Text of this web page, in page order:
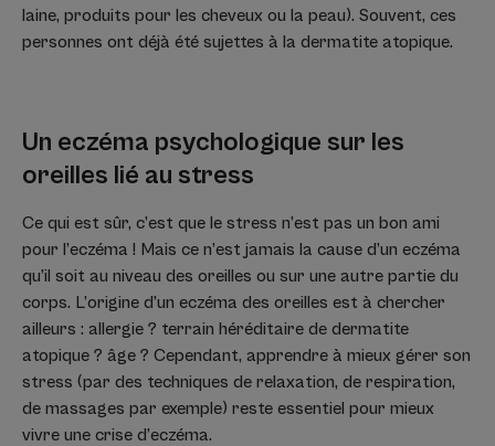
laine, produits pour les cheveux ou la peau). Souvent, ces
personnes ont déjà été sujettes à la dermatite atopique.
Un eczéma psychologique sur les
oreilles lié au stress
Ce qui est sûr, c’est que le stress n’est pas un bon ami
pour l’eczéma ! Mais ce n’est jamais la cause d’un eczéma
qu’il soit au niveau des oreilles ou sur une autre partie du
corps. L’origine d’un eczéma des oreilles est à chercher
ailleurs : allergie ? terrain héréditaire de dermatite
atopique ? âge ? Cependant, apprendre à mieux gérer son
stress (par des techniques de relaxation, de respiration,
de massages par exemple) reste essentiel pour mieux
vivre une crise d’eczéma.